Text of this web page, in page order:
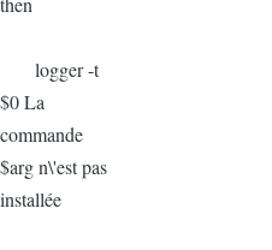
logger -t
$0 La
commande
$arg n\'est pas
installée